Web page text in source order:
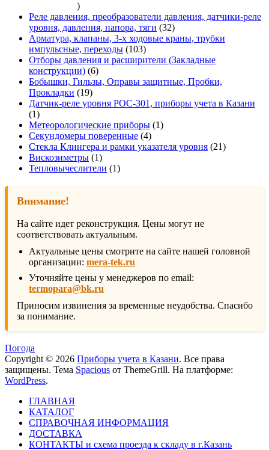
337
товаров
Реле давления, преобразователи давления, датчики-реле
уровня, давления, напора, тяги 3232
товара
Арматура, клапаны, 3-х ходовые краны, трубки
импульсные, переходы 103103
товара
Отборы давления и расширители (Закладные
конструкции) 66
товаров
Бобышки, Гильзы, Оправы защитные, Пробки,
Прокладки
1919
товаров
Датчик-реле уровня РОС-301, приборы учета в Казани
11
товар
Метеорологические приборы 11
Секундомеры поверенные 44
товара
Стекла Клингера и рамки указателя уровня 2121
Вискозиметры 11
товар
Тепловычеслители 11
Внимание!
На сайте идет реконструкция. Цены могут не
соответствовать актуальным.
Актуальные цены смотрите на сайте нашей головной
организации: mera-tek.ru
Уточняйте цены у менеджеров по email:
termopara@bk.ru
Приносим извинения за временные неудобства. Спасибо
за понимание.
Погода
Copyright © 2026 Приборы учета в Казани. Все права
защищены. Тема Spacious от ThemeGrill. На платформе:
WordPress.
ГЛАВНАЯ
КАТАЛОГ
СПРАВОЧНАЯ ИНФОРМАЦИЯ
ДОСТАВКА
КОНТАКТЫ и схема проезда к складу в г.Казань